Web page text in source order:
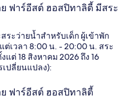
ฟาร์อีสต์ ฮอสปิทาลิตี้ มีสระ
ระว่ายน้ำสำหรับเด็ก ผู้เข้าพัก
ต่เวลา 8:00 น. - 20:00 น. สระ
ต่ 18 สิงหาคม 2026 ถึง 16
ปลี่ยนแปลง):
ย ฟาร์อีสต์ ฮอสปิทาลิตี้